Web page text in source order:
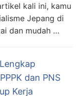
kali ini, kamu
Jepang di
dan mudah …
dan PNS
Kerja